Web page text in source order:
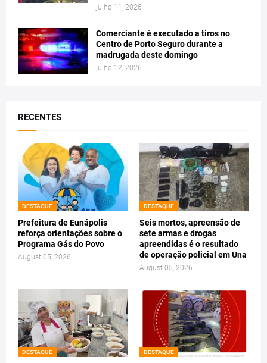
julho 11, 2026
Comerciante é executado a tiros no
Centro de Porto Seguro durante a
madrugada deste domingo
julho 12, 2026
RECENTES
DESTAQUE
Prefeitura de Eunápolis
reforça orientações sobre o
Programa Gás do Povo
August 05, 2026
DESTAQUE
Seis mortos, apreensão de
sete armas e drogas
apreendidas é o resultado
de operação policial em Una
August 05, 2026
DESTAQUE DESTAQUE